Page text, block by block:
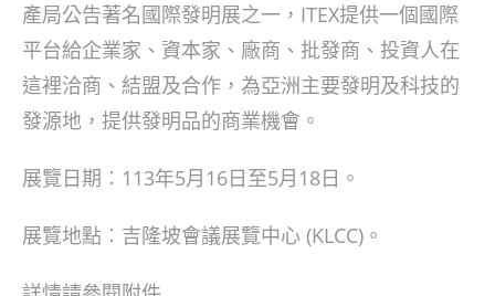
產局公告著名國際發明展之一，ITEX提供一個國際
平台給企業家、資本家、廠商、批發商、投資人在
這裡洽商、結盟及合作，為亞洲主要發明及科技的
發源地，提供發明品的商業機會。
展覽日期︰113年5月16日至5月18日。
展覽地點︰吉隆坡會議展覽中心 (KLCC)。